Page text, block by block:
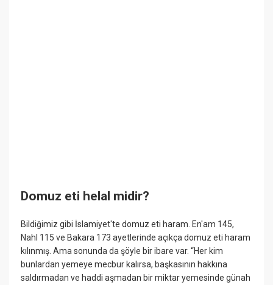
Domuz eti helal midir?
Bildiğimiz gibi İslamiyet'te domuz eti haram. En'am 145,
Nahl 115 ve Bakara 173 ayetlerinde açıkça domuz eti haram
kılınmış. Ama sonunda da şöyle bir ibare var. “Her kim
bunlardan yemeye mecbur kalırsa, başkasının hakkına
saldırmadan ve haddi aşmadan bir miktar yemesinde günah